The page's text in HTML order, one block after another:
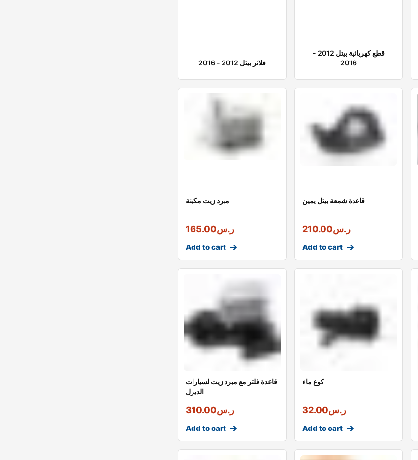
فلاتر بيتل 2012 - 2016
قطع كهربائية بيتل 2012 -
2016
مبرد زيت مكينة
ر.س165.00
Add to cart
قاعدة شمعة بيتل يمين
ر.س210.00
Add to cart
قاعدة فلتر مع مبرد زيت لسيارات
الديزل
ر.س310.00
Add to cart
كوع ماء
ر.س32.00
Add to cart